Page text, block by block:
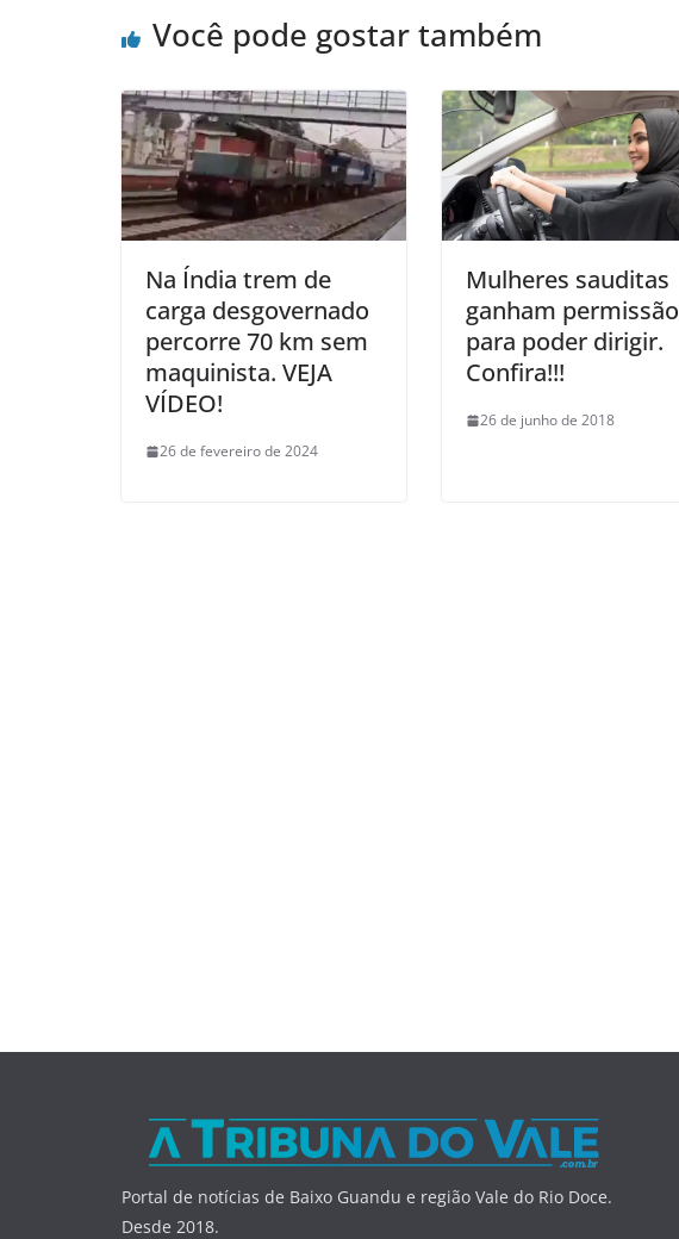
Você pode gostar também
Na Índia trem de
carga desgovernado
percorre 70 km sem
maquinista. VEJA
VÍDEO!
26 de fevereiro de 2024
Mulheres sauditas
ganham permissão
para poder dirigir.
Confira!!!
26 de junho de 2018
Portal de notícias de Baixo Guandu e região Vale do Rio Doce.
Desde 2018.